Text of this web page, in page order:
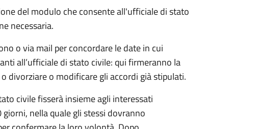
del modulo che consente all'ufficiale di stato
necessaria.
o via mail per concordare le date in cui
all’ufficiale di stato civile: qui firmeranno la
divorziare o modificare gli accordi già stipulati.
civile fisserà insieme agli interessati
nella quale gli stessi dovranno